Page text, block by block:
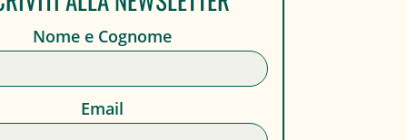
Nome e Cognome
Email